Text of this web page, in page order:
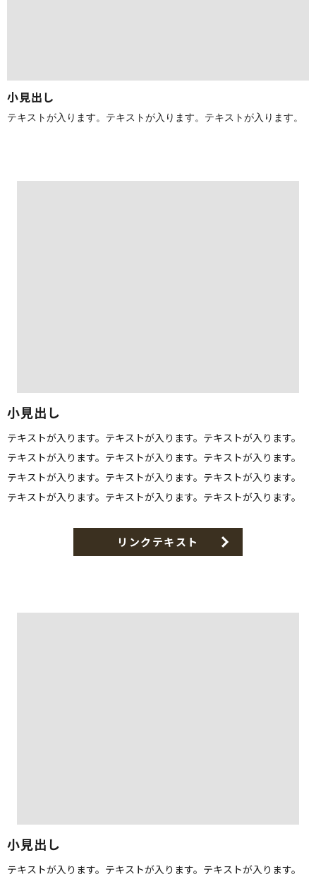
小見出し
テキストが入ります。テキストが入ります。テキストが入ります。
小見出し
テキストが入ります。テキストが入ります。テキストが入ります。
テキストが入ります。テキストが入ります。テキストが入ります。
テキストが入ります。テキストが入ります。テキストが入ります。
テキストが入ります。テキストが入ります。テキストが入ります。
リンクテキスト
小見出し
テキストが入ります。テキストが入ります。テキストが入ります。